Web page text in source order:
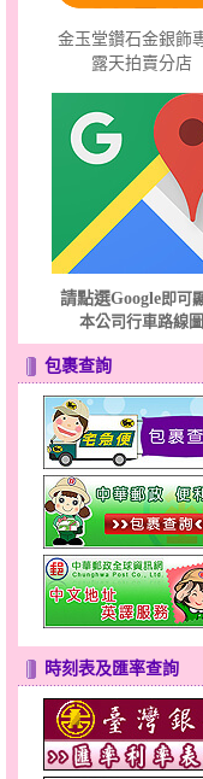
金玉堂鑽石金銀飾
露天拍賣分店
請點選Google即可
本公司行車路線圖
包裹查詢
時刻表及匯率查詢